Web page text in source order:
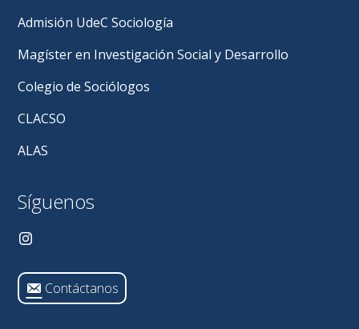
Admisión UdeC Sociología
Magíster en Investigación Social y Desarrollo
Colegio de Sociólogos
CLACSO
ALAS
Síguenos
Contáctanos